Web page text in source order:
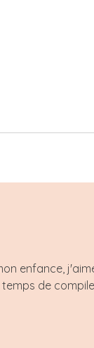
enfance,
de